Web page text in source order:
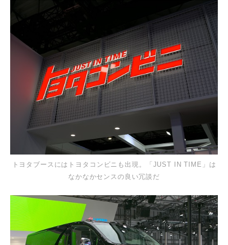
トヨタブースにはトヨタコンビニも出現。「JUST IN TIME」は
なかなかセンスの良い冗談だ